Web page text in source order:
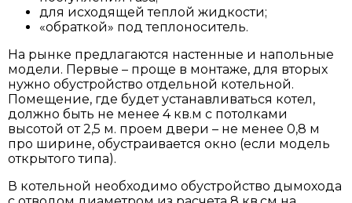
для исходящей теплой жидкости;
«обраткой» под теплоноситель.
На рынке предлагаются настенные и напольные
модели. Первые – проще в монтаже, для вторых
нужно обустройство отдельной котельной.
Помещение, где будет устанавливаться котел,
должно быть не менее 4 кв.м с потолками
высотой от 2,5 м. проем двери – не менее 0,8 м
про ширине, обустраивается окно (если модель
открытого типа).
В котельной необходимо обустройство дымохода